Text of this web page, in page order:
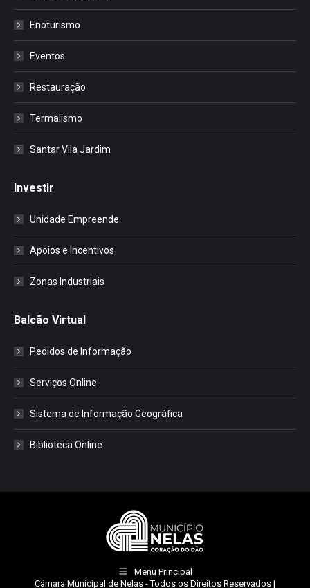
Enoturismo
Eventos
Restauração
Termalismo
Santar Vila Jardim
Investir
Unidade Empreende
Apoios e Incentivos
Zonas Industriais
Balcão Virtual
Pedidos de Informação
Serviços Online
Sistema de Informação Geográfica
Biblioteca Online
Menu Principal
Câmara Municipal de Nelas - Todos os Direitos Reservados |